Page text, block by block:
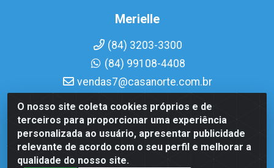
O nosso site coleta cookies próprios e de
terceiros para proporcionar uma experiência
personalizada ao usuário, apresentar publicidade
relevante de acordo com o seu perfil e melhorar a
qualidade do nosso site.
Merielle
(84) 3203-3300
(84) 99108-4408
vendas7@casanorte.com.br
Casa Norte LTDA - Av. Interventor Mário Câmara, 1815 -
Dix-Sept Rosado, Natal/RN - CEP 59054-600 - CNPJ
08.713.513/0001-51